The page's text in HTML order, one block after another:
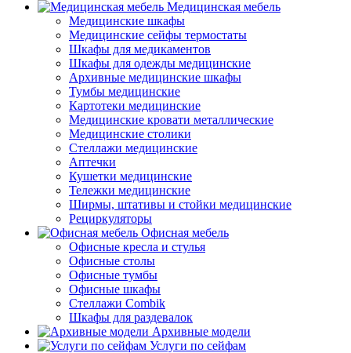
Медицинская мебель
Медицинские шкафы
Медицинские сейфы термостаты
Шкафы для медикаментов
Шкафы для одежды медицинские
Архивные медицинские шкафы
Тумбы медицинские
Картотеки медицинские
Медицинские кровати металлические
Медицинские столики
Стеллажи медицинские
Аптечки
Кушетки медицинские
Тележки медицинские
Ширмы, штативы и стойки медицинские
Рециркуляторы
Офисная мебель
Офисные кресла и стулья
Офисные столы
Офисные тумбы
Офисные шкафы
Стеллажи Combik
Шкафы для раздевалок
Архивные модели
Услуги по сейфам